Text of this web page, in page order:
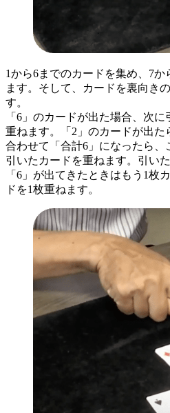
1から6までのカードを集め、7か
ます。そして、カードを裏向き
す。
「6」のカードが出た場合、次
重ねます。「2」のカードが出た
合わせて「合計6」になったら、
引いたカードを重ねます。引い
「6」が出てきたときはもう1枚
ドを1枚重ねます。